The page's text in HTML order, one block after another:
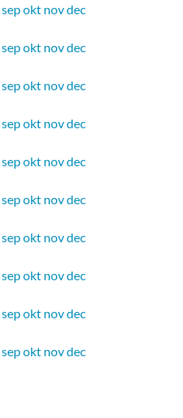
sepokt novdec
sepokt novdec
sepokt novdec
sepokt novdec
sepokt novdec
sepokt novdec
sepokt novdec
sepokt novdec
sepokt novdec
sepokt novdec